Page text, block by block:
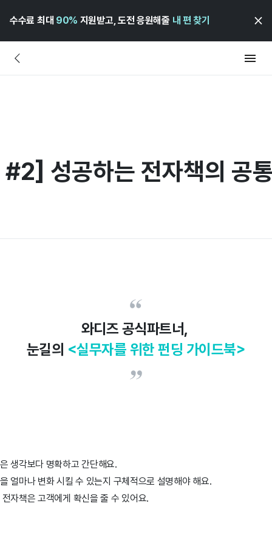
수수료 최대 90% 지원받고, 도전 응원해줄 내 편 찾기
성공하는 전자책의 공
와디즈 공식파트너,
눈길의 <실무자를 위한 펀딩 가이드북>
생각보다 명확하고 간단해요.
얼마나 변화 시킬 수 있는지 구체적으로 설명해야 해요.
자책은 고객에게 확신을 줄 수 있어요.